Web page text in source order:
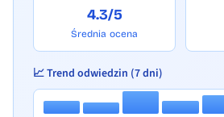
4.3/5
Średnia ocena
📈 Trend odwiedzin (7 dni)